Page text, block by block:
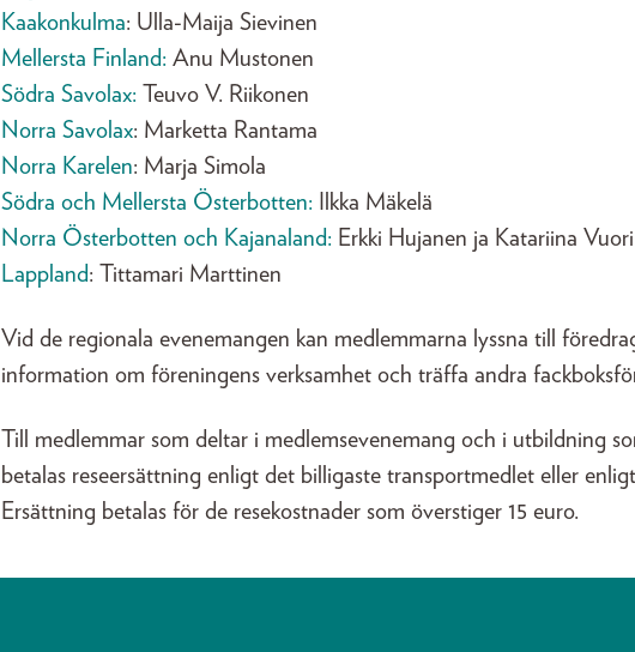
Kaakonkulma: Ulla-Maija Sievinen
Mellersta Finland: Anu Mustonen
Södra Savolax: Teuvo V. Riikonen
Norra Savolax: Marketta Rantama
Norra Karelen: Marja Simola
Södra och Mellersta Österbotten: Ilkka Mäkelä
Norra Österbotten och Kajanaland: Erkki Hujanen ja Katariina Vuori
Lappland: Tittamari Marttinen
Vid de regionala evenemangen kan medlemmarna lyssna till
information om föreningens verksamhet och träffa andra
Till medlemmar som deltar i medlemsevenemang och i utbildning
betalas reseersättning enligt det billigaste transportmedlet eller
Ersättning betalas för de resekostnader som överstiger 15 euro.